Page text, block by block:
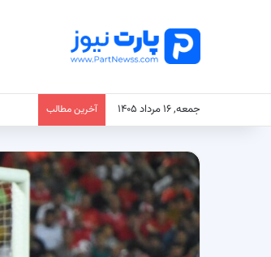
جمعه, ۱۶ مرداد ۱۴۰۵ آخرین مطالب